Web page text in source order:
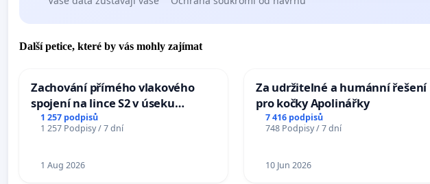
Další petice, které by vás mohly zajímat
Zachování přímého vlakového
spojení na lince S2 v úseku
Ostrava – Bohumín – Karviná –
Mosty u Jablunkova
1 257 podpisů
1 257 Podpisy / 7 dní
1 Aug 2026
Za udržitelné a humánní řešení
pro kočky Apolinářky
7 416 podpisů
748 Podpisy / 7 dní
10 Jun 2026